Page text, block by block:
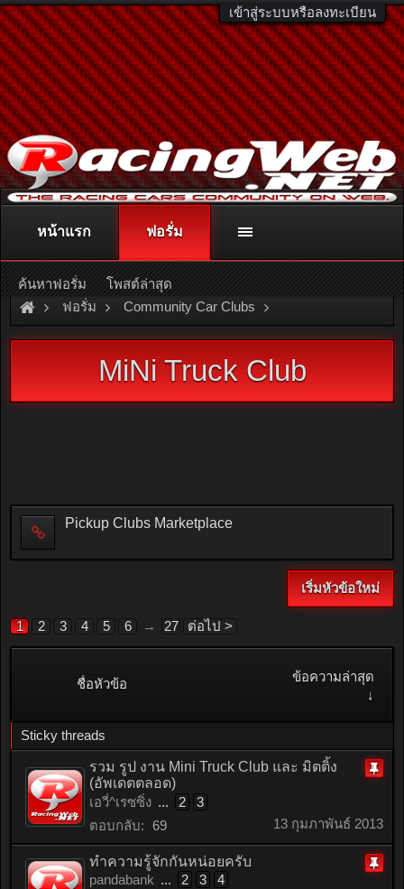
เข้าสู่ระบบหรือลงทะเบียน
ติดต่อลงโฆษณา racingweb@gmail.comหรือโทร. 081-811-1138
หรืออ่านรายละเอียดเพิ่มเติม คลิกที่นี่
ฟอรั่ม Community Car Clubs
Pickup Car Clubs
MiNi Truck Club
Pickup Clubs Marketplace
เริ่มหัวข้อใหม่
1 2 3 4 5 6 → 27 ต่อไป >
ชื่อหัวข้อ
ข้อความล่าสุด
↓
Sticky threads
รวม รูป งาน Mini Truck Club และ มิตติ้ง
(อัพเดตตลอด)
เอวี่^เรซซิ่ง ... 2
3
ตอบกลับ: 69 13 กุมภาพันธ์ 2013
ทำความรู้จักกันหน่อยครับ
pandabank ... 2 3
4
หน้าแรก ฟอรั่ม
ค้นหาฟอรั่ม โพสต์ล่าสุด